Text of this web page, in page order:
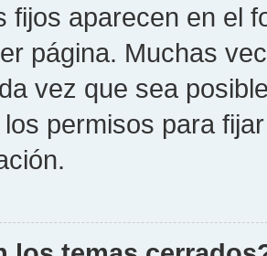
fijos aparecen en el
página. Muchas
vez que sea
permisos para